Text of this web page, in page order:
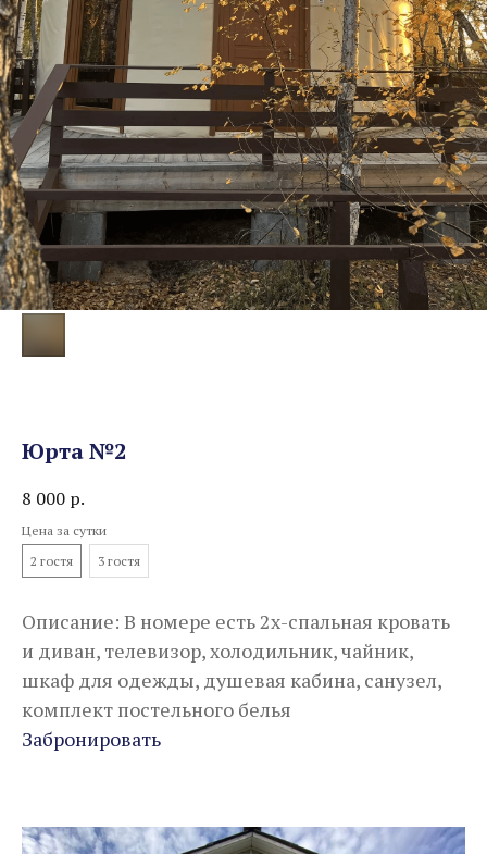
Юрта №2
8 000 р.
Цена за сутки
2 гостя
3 гостя
Описание: В номере есть 2х-спальная кровать
и диван, телевизор, холодильник, чайник,
шкаф для одежды, душевая кабина, санузел,
комплект постельного белья
Забронировать